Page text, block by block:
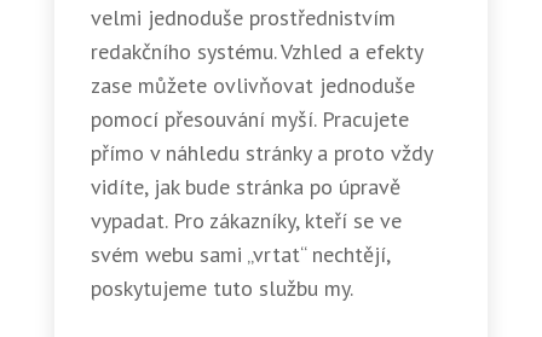
velmi jednoduše prostřednistvím
redakčního systému. Vzhled a efekty
zase můžete ovlivňovat jednoduše
pomocí přesouvání myší. Pracujete
přímo v náhledu stránky a proto vždy
vidíte, jak bude stránka po úpravě
vypadat. Pro zákazníky, kteří se ve
svém webu sami „vrtat“ nechtějí,
poskytujeme tuto službu my.